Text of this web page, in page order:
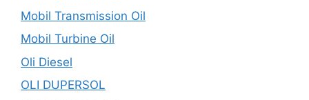
Mobil Transmission Oil
Mobil Turbine Oil
Oli Diesel
OLI DUPERSOL